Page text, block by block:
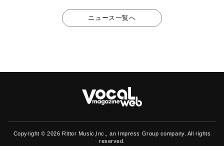
ニュース一覧へ
Copyright ©2026 Rittor Music,Inc., an Impress Group company. All rights
reserved.